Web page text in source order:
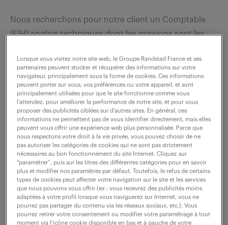
Nous recherchons pour notre client un Comptable
(F/H) anglais techniques dont les missions sont les
aguerri pour gérer les opérations comptables...
voir l'offre
comptable fournisseurs (f/h)
30 juillet 2026
Metz (57) intérim
2 mois
16 - 18 € / heure
Lorsque vous visitez notre site web, le Groupe Randstad France et ses
partenaires peuvent stocker et récupérer des informations sur votre
navigateur, principalement sous la forme de cookies. Ces informations
peuvent porter sur vous, vos préférences ou votre appareil, et sont
principalement utilisées pour que le site fonctionne comme vous
l’attendez, pour améliorer la performance de notre site, et pour vous
proposer des publicités ciblées sur d’autres sites. En général, ces
informations ne permettent pas de vous identifier directement, mais elles
peuvent vous offrir une expérience web plus personnalisée. Parce que
nous respectons votre droit à la vie privée, vous pouvez choisir de ne
pas autoriser les catégories de cookies qui ne sont pas strictement
nécessaires au bon fonctionnement du site Internet. Cliquez sur
“paramétrer”, puis sur les titres des différentes catégories pour en savoir
plus et modifier nos paramètres par défaut. Toutefois, le refus de certains
types de cookies peut affecter votre navigation sur le site et les services
que nous pouvons vous offrir (ex : vous recevrez des publicités moins
adaptées à votre profil lorsque vous naviguerez sur Internet, vous ne
pourrez pas partager du contenu via les réseaux sociaux, etc.). Vous
pourrez retirer votre consentement ou modifier votre paramétrage à tout
moment via l’icône cookie disponible en bas et à gauche de votre